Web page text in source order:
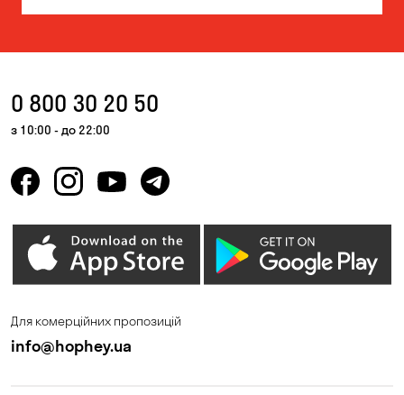
0 800 30 20 50
з 10:00 - до 22:00
Для комерційних пропозицій
info@hophey.ua